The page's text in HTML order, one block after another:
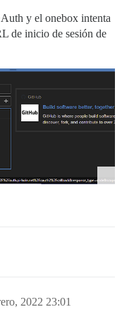
y el onebox intenta
de inicio de sesión de
2022 23:01